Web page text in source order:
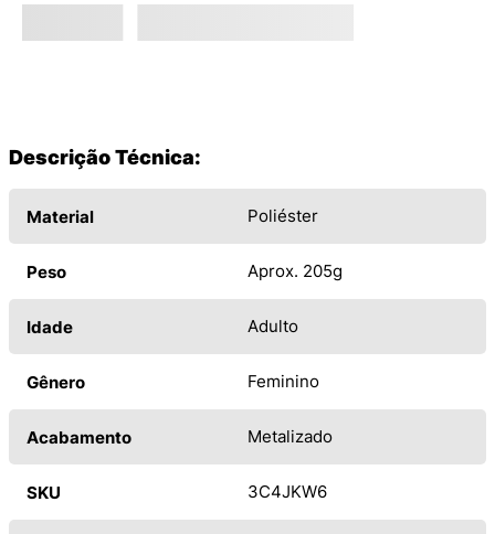
Descrição Técnica:
Material Poliéster
Peso Aprox. 205g
Idade Adulto
Gênero Feminino
Acabamento Metalizado
SKU 3C4JKW6